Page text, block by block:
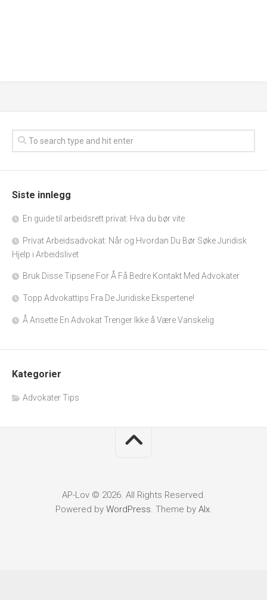
Siste innlegg
En guide til arbeidsrett privat: Hva du bør vite
Privat Arbeidsadvokat: Når og Hvordan Du Bør Søke Juridisk
Hjelp i Arbeidslivet
Bruk Disse Tipsene For Å Få Bedre Kontakt Med Advokater
Topp Advokattips Fra De Juridiske Ekspertene!
Å Ansette En Advokat Trenger Ikke å Være Vanskelig
Kategorier
Advokater Tips
AP-Lov © 2026. All Rights Reserved.
Powered by WordPress. Theme by Alx.